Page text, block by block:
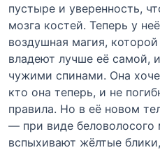
пустыре и уверенность,
мозга костей. Теперь у
воздушная магия,
владеют лучше её самой, и
чужими спинами. Она
кто она теперь, и не
правила. Но в её новом
— при виде беловолосого
вспыхивают жёлтые